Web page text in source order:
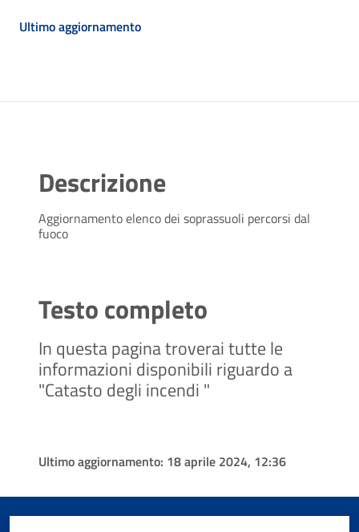
Ultimo aggiornamento
Descrizione
Aggiornamento elenco dei soprassuoli percorsi dal
fuoco
Testo completo
In questa pagina troverai tutte le
informazioni disponibili riguardo a
"Catasto degli incendi "
Ultimo aggiornamento: 18 aprile 2024, 12:36